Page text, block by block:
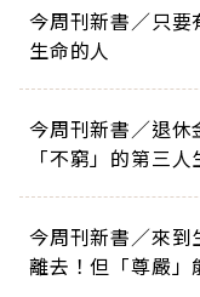
今周刊新書／只要
生命的人
今周刊新書／退
「不窮」的第三人
今周刊新書／來
離去！但「尊嚴」